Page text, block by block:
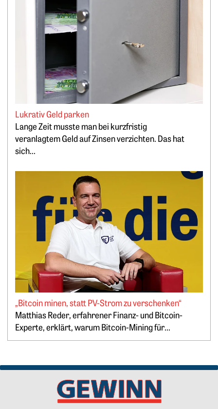
Springe zum Ende des Werbebanners
Lukrativ Geld parken
Lange Zeit musste man bei kurzfristig
veranlagtem Geld auf Zinsen verzichten. Das hat
sich...
„Bitcoin minen, statt PV-Strom zu verschenken“
Matthias Reder, erfahrener Finanz- und Bitcoin-
Experte, erklärt, warum Bitcoin-Mining für...
Weiterlesen: „Bitcoin minen, statt PV-Strom zu